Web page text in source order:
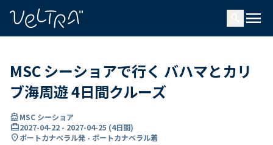
menu
MSC シーショアで行く バハマとカリ
ブ海周遊 4日間クルーズ
directions_boatMSC シーショア
card_travel2027-04-22 - 2027-04-25 (4日間)
location_onポートカナベラル発 - ポートカナベラル着